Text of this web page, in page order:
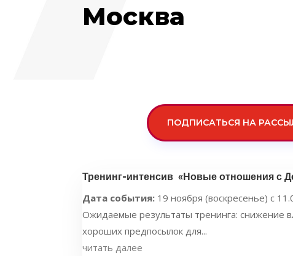
Москва
ПОДПИСАТЬСЯ НА
Тренинг-интенсив «Новые отношения с
Дата события: 19 ноября (воскресенье) с
Ожидаемые результаты тренинга: снижение
хороших предпосылок для...
читать далее